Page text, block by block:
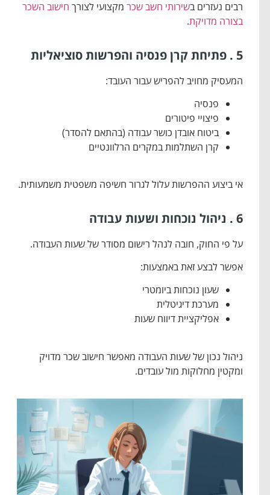
רבים נעזרים בשירותי חשב שכרמקצועי לצורך חישוב השכר
בצורה מדויקת.
5 . פתיחת קרן פנסיה והפרשות סוציאליות
המעסיק מחויב להפריש עבור העובד:
פנסיה
פיצויי פיטורים
ביטוח אובדן כושר עבודה (בהתאם להסדר)
קרן השתלמות במקרים הרלוונטיים
אי ביצוע ההפרשות עלול לגרור חשיפה משפטית משמעותית.
6 . ניהול נוכחות ושעות עבודה
על פי החוק, חובה לנהל רישום מסודר של שעות העבודה.
אפשר לבצע זאת באמצעות:
שעון נוכחות ביומטרי
מערכת דיגיטלית
אפליקציית דיווח שעות
ניהול נכון של שעות העבודה מאפשר חישוב שכר מדויק
ומקטין מחלוקות מול עובדים.